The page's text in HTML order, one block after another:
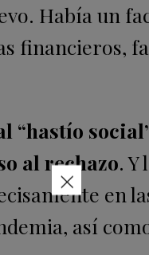
Había un
financieros,
“hastío
al rechazo. Y
en
así
×